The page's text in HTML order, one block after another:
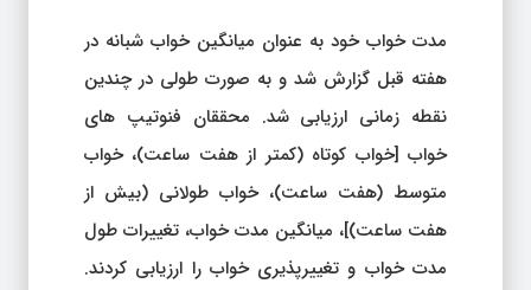
مدت خواب خود به عنوان میانگین خواب شبانه در
هفته قبل گزارش شد و به صورت طولی در چندین
نقطه زمانی ارزیابی شد. محققان فنوتیپ های
خواب [خواب کوتاه (کمتر از هفت ساعت)، خواب
متوسط (هفت ساعت)، خواب طولانی (بیش از
هفت ساعت)]، میانگین مدت خواب، تغییرات طول
مدت خواب و تغییرپذیری خواب را ارزیابی کردند.